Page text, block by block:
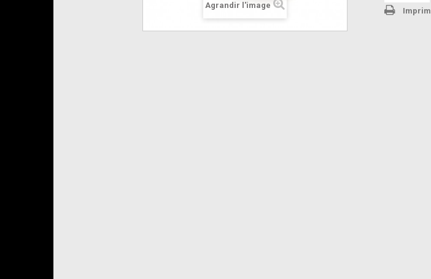
Agrandir l'image